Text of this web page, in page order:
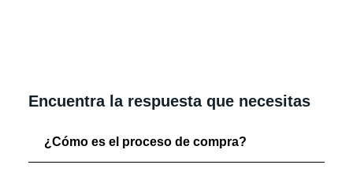
Encuentra la respuesta que necesitas
¿Cómo es el proceso de compra?